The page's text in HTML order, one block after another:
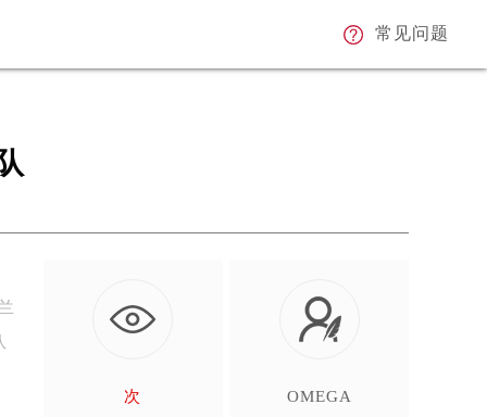
常见问题
次
OMEGA